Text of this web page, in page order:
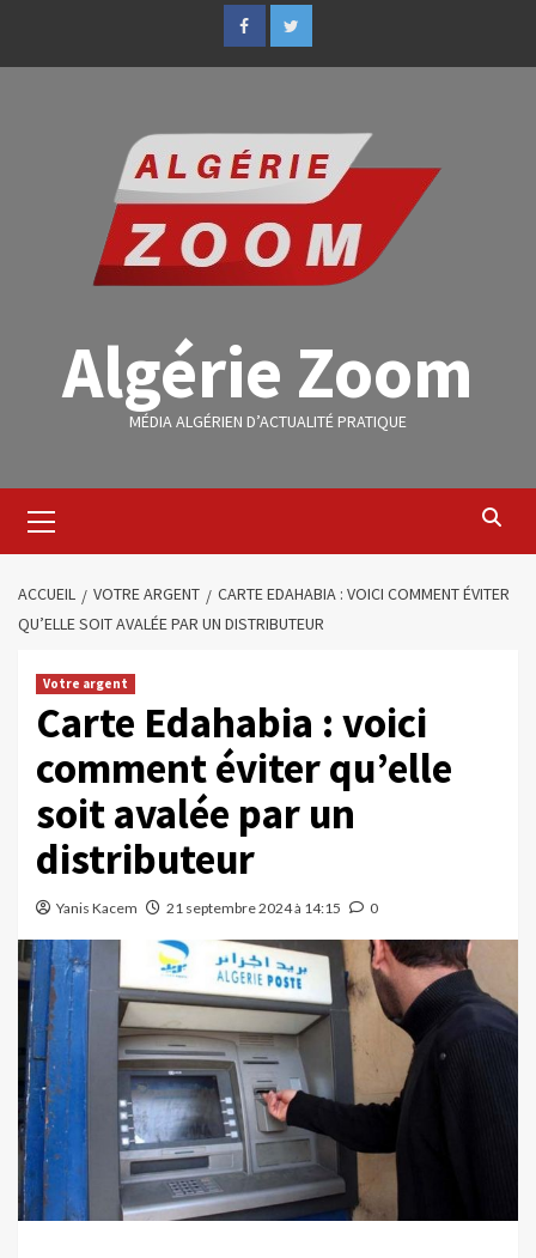
Algérie Zoom
MÉDIA ALGÉRIEN D’ACTUALITÉ PRATIQUE
ACCUEIL VOTRE ARGENT
CARTE EDAHABIA : VOICI COMMENT ÉVITER
QU’ELLE SOIT AVALÉE PAR UN DISTRIBUTEUR
Votre argent
Carte Edahabia : voici
comment éviter qu’elle
soit avalée par un
distributeur
Yanis Kacem 21 septembre 2024 à 14:15 0